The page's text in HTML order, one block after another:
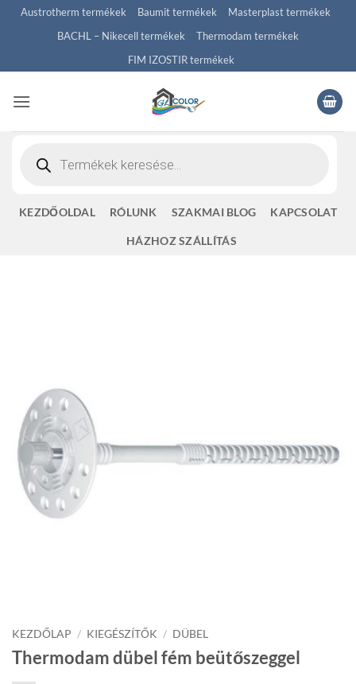
SkipAustrotherm termékek Baumit termékek
Masterplast termékek
BACHL – Nikecell termékek
Thermodam termékek
FIM IZOSTIR termékek
search
KEZDŐOLDAL RÓLUNK SZAKMAI BLOG KAPCSOLAT
HÁZHOZ SZÁLLÍTÁS
KEZDŐLAP / KIEGÉSZÍTŐK / DÜBEL
Thermodam dübel fém beütőszeggel